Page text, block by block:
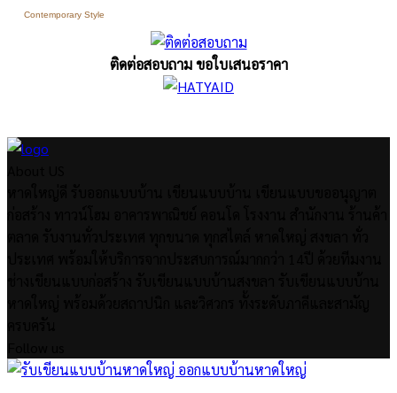
Contemporary Style
ติดต่อสอบถาม ขอใบเสนอราคา
Facebook
Twitter
Instagram
Pinterest
Youtube